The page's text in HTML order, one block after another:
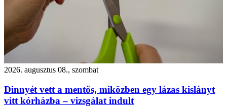
2026. augusztus 08., szombat
Dinnyét vett a mentős, miközben egy lázas kislányt
vitt kórházba – vizsgálat indult